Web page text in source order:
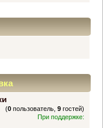
(0 пользователь,9 гостей)
При поддержке: